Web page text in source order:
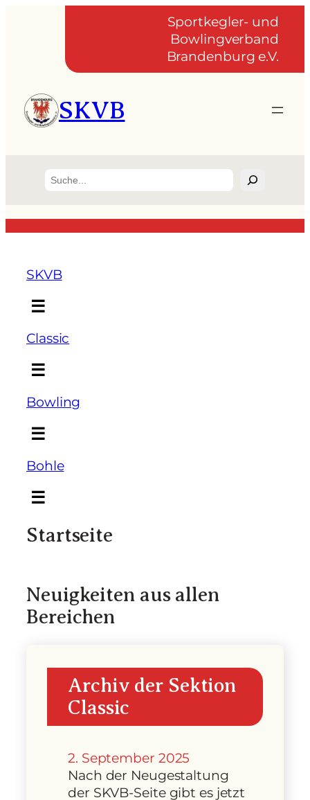
Sportkegler- und
Bowlingverband
Brandenburg e.V.
SKVB
Suchen
SKVB
☰
Classic
☰
Bowling
☰
Bohle
☰
Startseite
Neuigkeiten aus allen
Bereichen
Archiv der Sektion
Classic
2. September 2025
Nach der Neugestaltung
der SKVB-Seite gibt es jetzt